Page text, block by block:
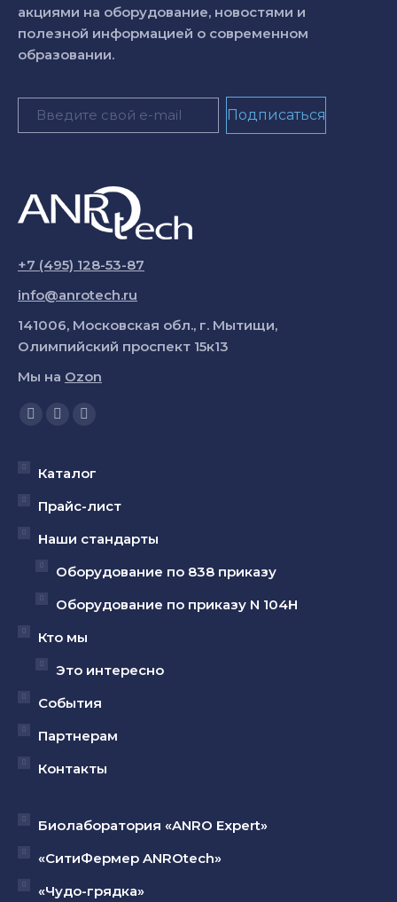
акциями на оборудование, новостями и
полезной информацией о современном
образовании.
+7 (495) 128-53-87
info@anrotech.ru
141006, Московская обл., г. Мытищи,
Олимпийский проспект 15к13
Мы на Ozon
Ищите нас:
Страница
открывается
новом
окне
Страница
открывается
новом
окне
Страница
открывается
новом
окне
Каталог
Прайс-лист
Наши стандарты
Оборудование по 838 приказу
Оборудование по приказу N 104Н
Кто мы
Это интересно
События
Партнерам
Контакты
Биолаборатория «ANRO Expert»
«СитиФермер ANROtech»
«Чудо-грядка»